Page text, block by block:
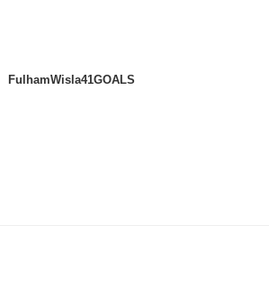
FulhamWisla41GOALS